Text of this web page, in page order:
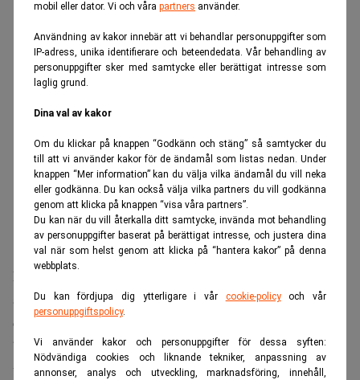
mobil eller dator. Vi och våra partners använder.
Användning av kakor innebär att vi behandlar personuppgifter som
IP-adress, unika identifierare och beteendedata. Vår behandling av
personuppgifter sker med samtycke eller berättigat intresse som
laglig grund.
Dina val av kakor
Om du klickar på knappen “Godkänn och stäng” så samtycker du
till att vi använder kakor för de ändamål som listas nedan. Under
knappen “Mer information” kan du välja vilka ändamål du vill neka
eller godkänna. Du kan också välja vilka partners du vill godkänna
genom att klicka på knappen “visa våra partners”.
Du kan när du vill återkalla ditt samtycke, invända mot behandling
av personuppgifter baserat på berättigat intresse, och justera dina
val när som helst genom att klicka på “hantera kakor” på denna
webbplats.
Du kan fördjupa dig ytterligare i vår cookie-policyoch vår
personuppgiftspolicy.
Vi använder kakor och personuppgifter för dessa syften:
Nödvändiga cookies och liknande tekniker, anpassning av
annonser, analys och utveckling, marknadsföring, innehåll,
Ny forskning från Federal Reserve Bank of New York visar
att 35 procent av tjänsteföretagen i New York-regionen
omskolar sina anställda
bara en procent har hittills genomfört AI-relaterade
uppsägningar.